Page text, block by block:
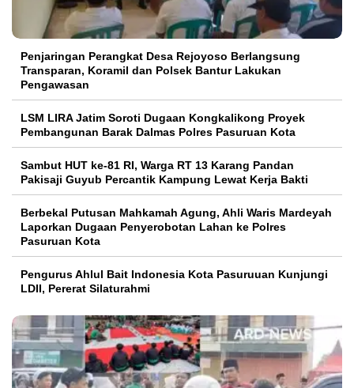
Penjaringan Perangkat Desa Rejoyoso Berlangsung
Transparan, Koramil dan Polsek Bantur Lakukan
Pengawasan
LSM LIRA Jatim Soroti Dugaan Kongkalikong Proyek
Pembangunan Barak Dalmas Polres Pasuruan Kota
Sambut HUT ke-81 RI, Warga RT 13 Karang Pandan
Pakisaji Guyub Percantik Kampung Lewat Kerja Bakti
Berbekal Putusan Mahkamah Agung, Ahli Waris Mardeyah
Laporkan Dugaan Penyerobotan Lahan ke Polres
Pasuruan Kota
Pengurus Ahlul Bait Indonesia Kota Pasuruuan Kunjungi
LDII, Pererat Silaturahmi